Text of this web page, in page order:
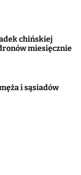
chińskiej
miesięcznie
i sąsiadów